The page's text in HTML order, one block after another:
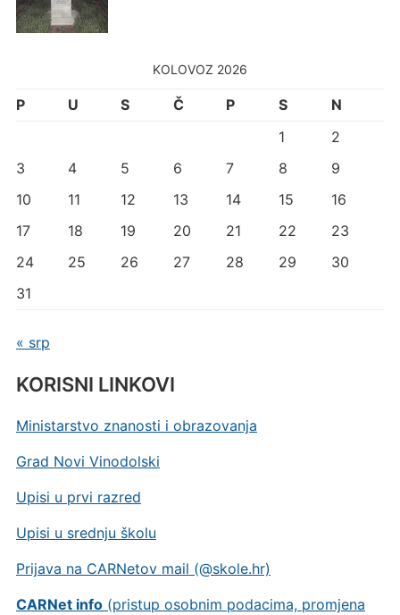
KOLOVOZ 2026
P U S Č P S
N
1
2
3
4 5 6 7 8
9
10
11 12 13 14 15
16
17
18 19 20 21 22
23
24
25 26 27 28 29
30
31
« srp
KORISNI LINKOVI
Ministarstvo znanosti i obrazovanja
Grad Novi Vinodolski
Upisi u prvi razred
Upisi u srednju školu
Prijava na CARNetov mail (@skole.hr)
CARNet info(pristup osobnim podacima, promjena